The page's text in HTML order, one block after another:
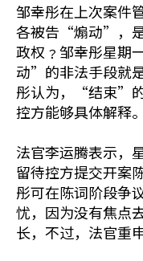
邹幸彤在上次案件
各被告“煽动”，
政权﹖邹幸彤星期
动”的非法手段就
彤认为，“结束”
控方能够具体解释。
法官李运腾表示，
留待控方提交开案
彤可在陈词阶段争
忧，因为没有焦点
长，不过，法官重